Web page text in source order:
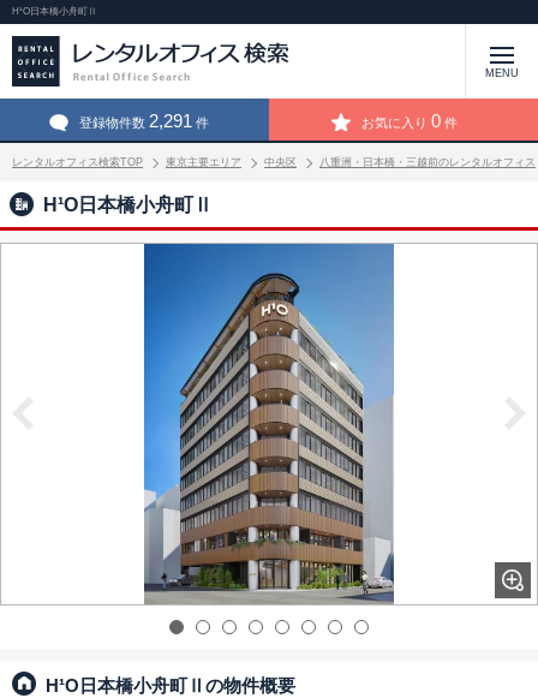
H¹O日本橋小舟町Ⅱ
MENU
登録物件数 2,291 件 お気に入り 0 件
レンタルオフィス検索TOP 東京主要エリア 中央区 八重洲・日本橋・三越前のレンタルオフィス
H¹O日本橋小舟町Ⅱ
H¹O日本橋小舟町Ⅱの物件概要